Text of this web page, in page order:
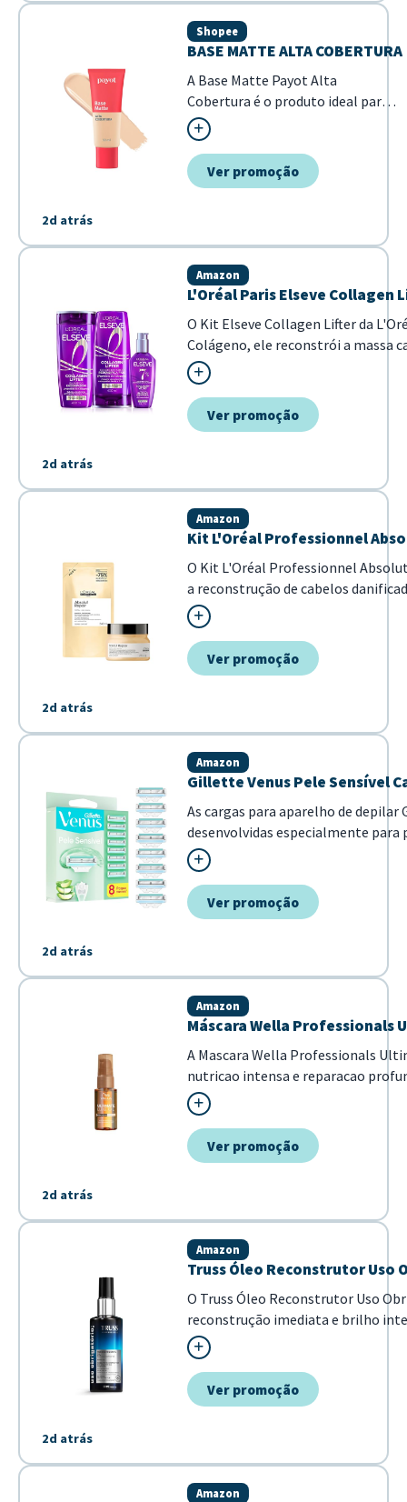
2d atrás
BASE MATTE ALTA COBERTURA
Shopee
A Base Matte Payot Alta
Cobertura é o produto ideal para
quem busca uma pele uniforme
com acabamento profissional. Sua
fórmula de alta performance
garante que as imperfeições
do dia. - Alta cobertur...
Ver promoção
2d atrás
L'Oréal Paris Elseve Collagen
Amazon
O Kit Elseve Collagen Lifter da
Colágeno, ele reconstrói a massa
elimina a...
Ver promoção
2d atrás
Kit L'Oréal Professionnel
Amazon
O Kit L'Oréal Professionnel
a reconstrução de cabelos
tratamento proporciona cuidado
Ver promoção
2d atrás
Gillette Venus Pele Sensível
Amazon
As cargas para aparelho de
desenvolvidas especialmente
minimizando irritações. Com
suavemente sobre a pele, sendo
Ver promoção
2d atrás
Máscara Wella Professionals
Amazon
A Mascara Wella Professionals
nutricao intensa e reparacao
cabelo. Com uma formula
Omega-9, ela garante fios mais
brilho intenso em poucos minuto...
Ver promoção
2d atrás
Truss Óleo Reconstrutor Uso
Amazon
O Truss Óleo Reconstrutor Uso
reconstrução imediata e brilho
combate o frizz e ma...
Ver promoção
Amazon